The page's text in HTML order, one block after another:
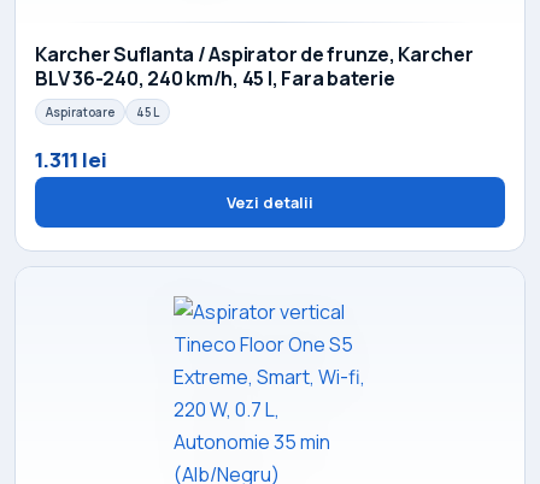
Karcher Suflanta / Aspirator de frunze, Karcher
BLV 36-240, 240 km/h, 45 l, Fara baterie
Aspiratoare 45 L
1.311 lei
Vezi detalii